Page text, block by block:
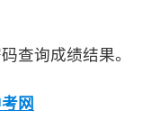
查询成绩结果。
网